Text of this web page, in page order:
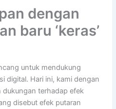
dengan
baru ‘keras’
untuk mendukung
digital. Hari ini, kami dengan
terhadap efek
disebut efek putaran